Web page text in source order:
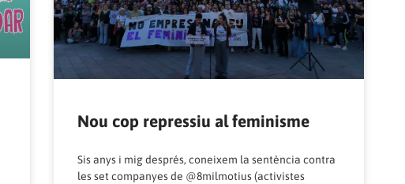
Nou cop repressiu al feminisme
Sis anys i mig després, coneixem la sentència contra
les set companyes de @8milmotius (activistes